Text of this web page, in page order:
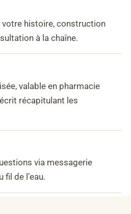
votre histoire, construction
à la chaîne.
valable en pharmacie
récapitulant les
via messagerie
de l’eau.